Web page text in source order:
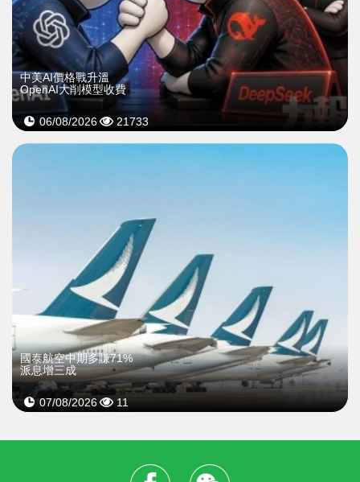
中美AI價格戰升溫
OpenAI大削模型收費
06/08/2026 21733
國泰航空中期多賺71%
派息增三成
07/08/2026 11